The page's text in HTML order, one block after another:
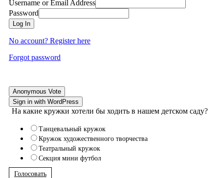
Username or Email Address
Password
Log In
No account? Register here
Forgot password
Anonymous Vote
Sign in with WordPress
На какие кружки хотели бы ходить в нашем детском саду?
Танцевальный кружок
Кружок художественного творчества
Театральный кружок
Секция мини футбол
Голосовать